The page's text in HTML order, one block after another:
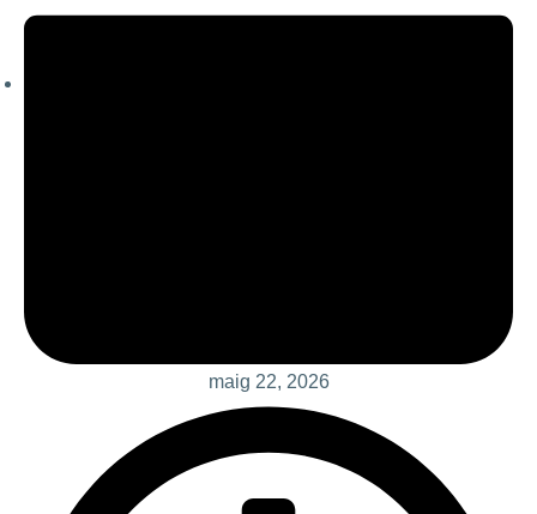
maig 22, 2026